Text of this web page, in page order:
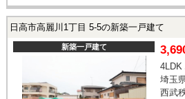
日高市高麗川1丁目 5-5の新築一戸建て
新築一戸建て
4LDK
埼玉
西武